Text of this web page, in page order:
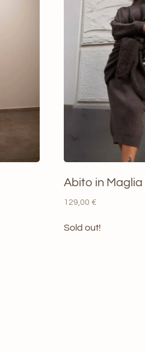
Abito in Maglia
129,00 €
Sold out!